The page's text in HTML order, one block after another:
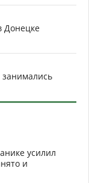
Донецке
усилил
и